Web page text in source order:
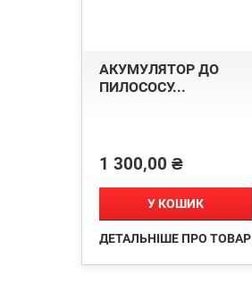
АКУМУЛЯТОР ДО
ПИЛОСОСУ...
Ціна
1 300,00 ₴

У КОШИК
ДЕТАЛЬНІШЕ ПРО ТОВАР